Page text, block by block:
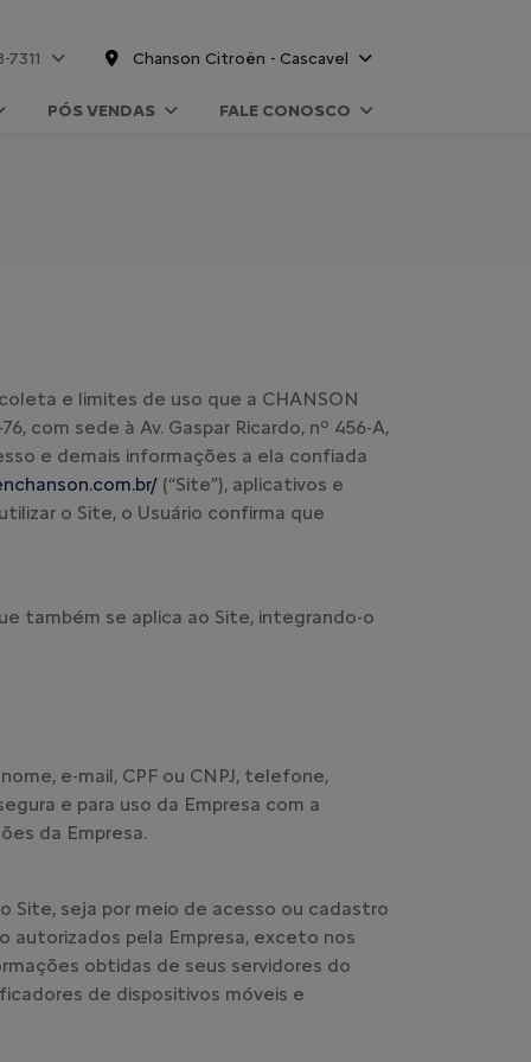
7311 Chanson Citroën - Cascavel
PÓS VENDAS FALE CONOSCO
e limites de uso que a CHANSON
com sede à Av. Gaspar Ricardo, nº 456-A,
e demais informações a ela confiada
(“Site”), aplicativos e
o Site, o Usuário confirma que
também se aplica ao Site, integrando-o
e-mail, CPF ou CNPJ, telefone,
e para uso da Empresa com a
da Empresa.
Site, seja por meio de acesso ou cadastro
autorizados pela Empresa, exceto nos
obtidas de seus servidores do
de dispositivos móveis e